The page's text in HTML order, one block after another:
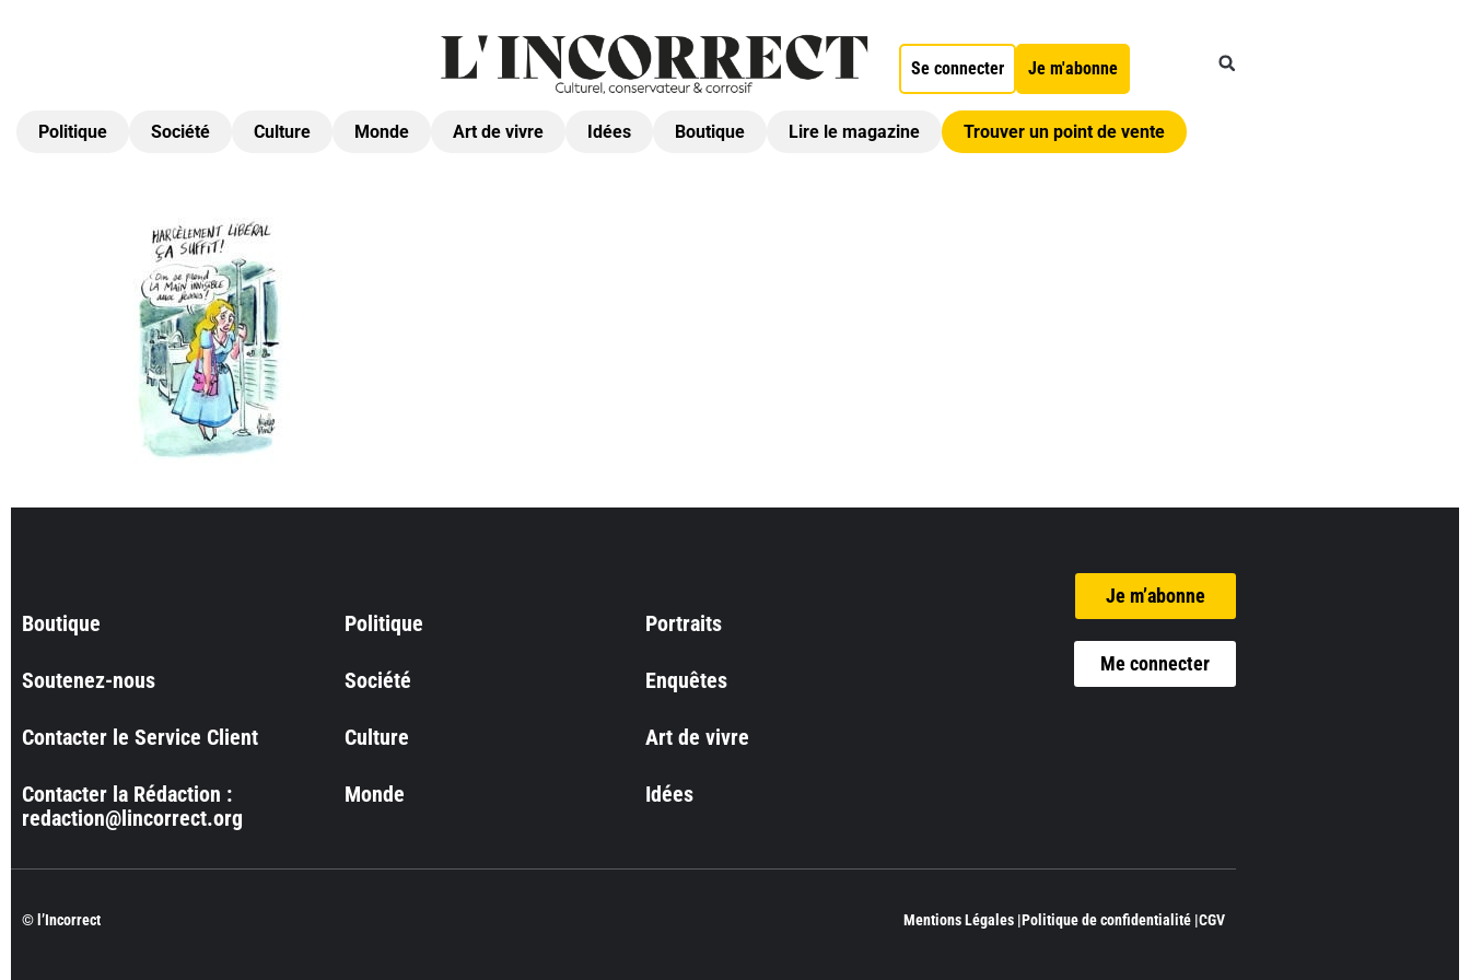
Se connecter Je m'abonne
Politique Société Culture Monde Art de vivre Idées Boutique Lire le magazine Trouver un point de vente
Boutique
Soutenez-nous
Contacter le Service Client
Contacter la Rédaction :
redaction@lincorrect.org
Politique
Société
Culture
Monde
Portraits
Enquêtes
Art de vivre
Idées
Je m’abonne
Me connecter
© l’Incorrect Mentions Légales |Politique de confidentialité |CGV